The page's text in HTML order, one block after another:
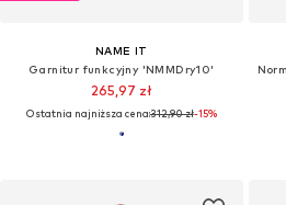
NAME IT
Garnitur funkcyjny 'NMMDry10'
265,97 zł
Ostatnia najniższa cena:312,90 zł-15%